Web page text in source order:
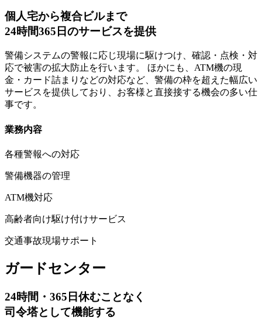
個人宅から複合ビルまで
24時間365日のサービスを提供
警備システムの警報に応じ現場に駆けつけ、確認・点検・対
応で被害の拡大防止を行います。 ほかにも、ATM機の現
金・カード詰まりなどの対応など、警備の枠を超えた幅広い
サービスを提供しており、お客様と直接接する機会の多い仕
事です。
業務内容
各種警報への対応
警備機器の管理
ATM機対応
高齢者向け駆け付けサービス
交通事故現場サポート
ガードセンター
24時間・365日休むことなく
司令塔として機能する